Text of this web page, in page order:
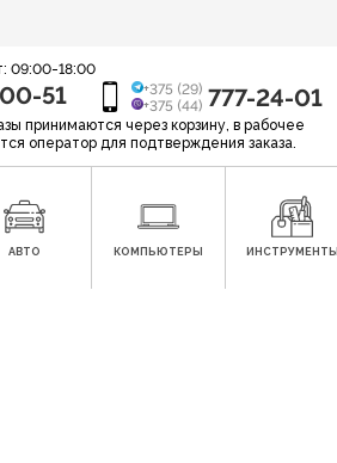
09:00-18:00
51
+375 (29)
+375 (44) 777-24-01
принимаются через корзину, в рабочее
оператор для подтверждения заказа.
АВТО КОМПЬЮТЕРЫ ИНСТРУМЕНТЫ